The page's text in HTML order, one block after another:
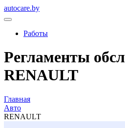
autocare.by
Работы
Регламенты
RENAULT
Главная
Авто
RENAULT